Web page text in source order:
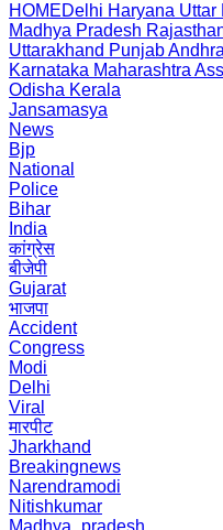
HOMEDelhi Haryana Uttar
Madhya Pradesh
Uttarakhand Punjab
Karnataka Maharashtra
Odisha Kerala
Jansamasya
News
Bjp
National
Police
Bihar
India
कांग्रेस
बीजेपी
Gujarat
भाजपा
Accident
Congress
Modi
Delhi
Viral
मारपीट
Jharkhand
Breakingnews
Narendramodi
Nitishkumar
Madhya_pradesh